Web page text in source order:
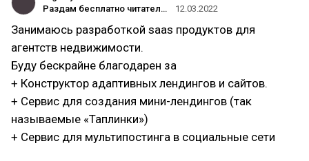
Раздам бесплатно читателям vc.ru сервисы с исходниками
12.03.2022
Занимаюсь разработкой saas продуктов для
агентств недвижимости.
Буду бескрайне благодарен за
+ Конструктор адаптивных лендингов и сайтов.
+ Сервис для создания мини-лендингов (так
называемые «Таплинки»)
+ Сервис для мультипостинга в социальные сети